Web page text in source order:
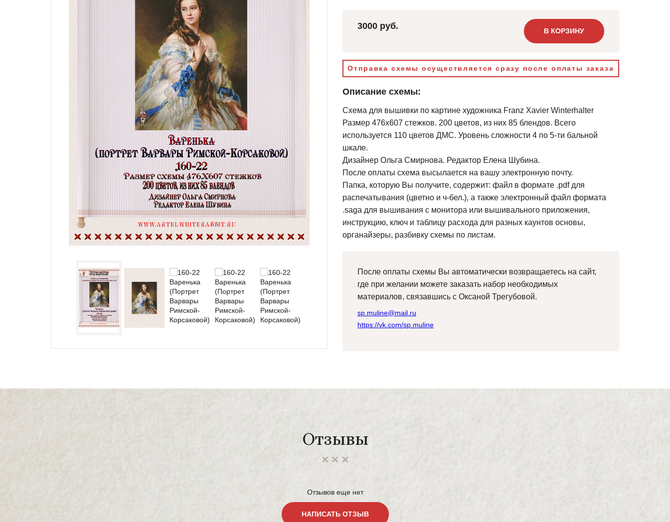
Семплеры и примитивы
Бесплатные схемы
Схемы для начинающих
3000 руб. В КОРЗИНУ
Отправка схемы осуществляется сразу после оплаты заказа
Описание схемы:
Схема для вышивки по картине художника Franz Xavier Winterhalter
Размер 476х607 стежков. 200 цветов, из них 85 блендов. Всего
используется 110 цветов ДМС. Уровень сложности 4 по 5-ти бальной
шкале.
Дизайнер Ольга Смирнова. Редактор Елена Шубина.
После оплаты схема высылается на вашу электронную почту.
Папка, которую Вы получите, содержит: файл в формате .pdf для
распечатывания (цветно и ч-бел.), а также электронный файл формата
.saga для вышивания с монитора или вышивального приложения,
инструкцию, ключ и таблицу расхода для разных каунтов основы,
органайзеры, разбивку схемы по листам.
После оплаты схемы Вы автоматически возвращаетесь на сайт,
где при желании можете заказать набор необходимых
материалов, связавшись с Оксаной Трегубовой.
sp.muline@mail.ru
https://vk.com/sp.muline
Отзывы
Отзывов еще нет
НАПИСАТЬ ОТЗЫВ